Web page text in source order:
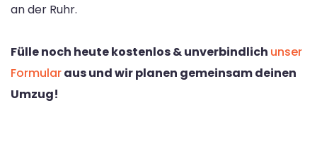
an der Ruhr.
Fülle noch heute kostenlos & unverbindlich unser
Formularaus und wir planen gemeinsam deinen
Umzug!